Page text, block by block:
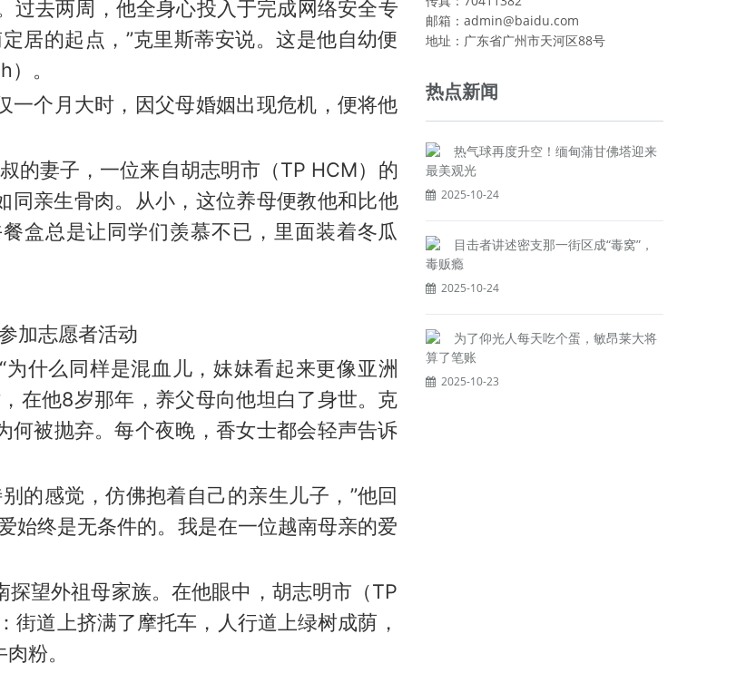
过去两周，他全身心投入于完成网络安全专
居的起点，”克里斯蒂安说。这是他自幼便
。
一个月大时，因父母婚姻出现危机，便将他
妻子，一位来自胡志明市（TP HCM）的
亲生骨肉。从小，这位养母便教他和比他
盒总是让同学们羡慕不已，里面装着冬瓜
加志愿者活动
什么同样是混血儿，妹妹看起来更像亚洲
在他8岁那年，养父母向他坦白了身世。克
何被抛弃。每个夜晚，香女士都会轻声告诉
的感觉，仿佛抱着自己的亲生儿子，”他回
始终是无条件的。我是在一位越南母亲的爱
望外祖母家族。在他眼中，胡志明市（TP
道上挤满了摩托车，人行道上绿树成荫，
粉。
邮箱：admin@baidu.com
地址：广东省广州市天河区88号
热点新闻
热气球再度升空！缅甸蒲甘佛塔迎来
最美观光
2025-10-24
目击者讲述密支那一街区成“毒窝”，
毒贩瘾
2025-10-24
为了仰光人每天吃个蛋，敏昂莱大将
算了笔账
2025-10-23